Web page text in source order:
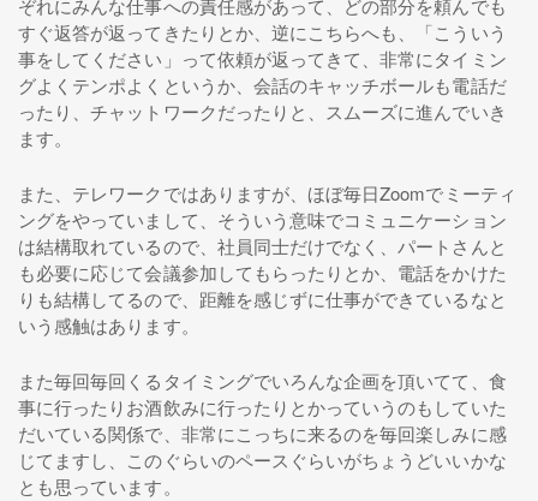
ぞれにみんな仕事への責任感があって、どの部分を頼んでも
すぐ返答が返ってきたりとか、逆にこちらへも、「こういう
事をしてください」って依頼が返ってきて、非常にタイミン
グよくテンポよくというか、会話のキャッチボールも電話だ
ったり、チャットワークだったりと、スムーズに進んでいき
ます。
また、テレワークではありますが、ほぼ毎日Zoomでミーティ
ングをやっていまして、そういう意味でコミュニケーション
は結構取れているので、社員同士だけでなく、パートさんと
も必要に応じて会議参加してもらったりとか、電話をかけた
りも結構してるので、距離を感じずに仕事ができているなと
いう感触はあります。
また毎回毎回くるタイミングでいろんな企画を頂いてて、食
事に行ったりお酒飲みに行ったりとかっていうのもしていた
だいている関係で、非常にこっちに来るのを毎回楽しみに感
じてますし、このぐらいのペースぐらいがちょうどいいかな
とも思っています。